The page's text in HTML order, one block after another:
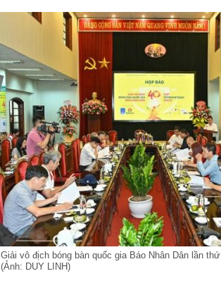
Giải vô địch bóng bàn quốc gia Báo Nhân Dân lần
DUY LINH)